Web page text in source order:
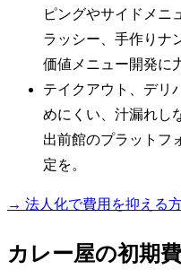
ピングやサイドメニ
ラッシー、手作りナ
価値メニュー開発に
テイクアウト、デリ
めにくい、汁漏れし
出前館のプラットフ
定を。
→ 法人化で費用を抑える
カレー屋の初期